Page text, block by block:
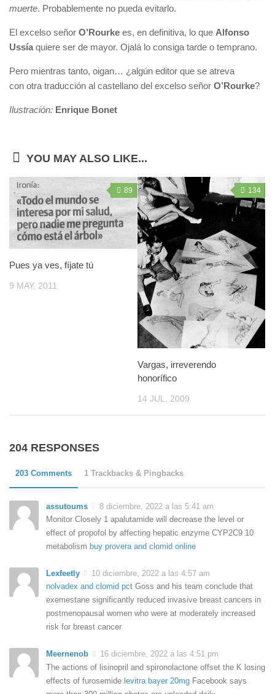
muerte. Probablemente no pueda evitarlo.
El excelso señor O’Rourke es, en definitiva, lo que Alfonso
Ussía quiere ser de mayor. Ojalá lo consiga tarde o temprano.
Pero mientras tanto, oigan… ¿algún editor que se atreva
con otra traducción al castellano del excelso señor O’Rourke?
Ilustración: Enrique Bonet
YOU MAY ALSO LIKE...
89
Pues ya ves, fíjate tú
9 MAY, 2011
134
Vargas, irreverendo
honorífico
14 JUL, 2009
204 RESPONSES
203 Comments 1 Trackbacks & Pingbacks
assutoums
8 diciembre, 2022 a las 5:41 am
Monitor Closely 1 apalutamide will decrease the level or
effect of propofol by affecting hepatic enzyme CYP2C9 10
metabolism buy provera and clomid online
Lexfeetly
10 diciembre, 2022 a las 4:57 am
nolvadex and clomid pct Goss and his team conclude that
exemestane significantly reduced invasive breast cancers in
postmenopausal women who were at moderately increased
risk for breast cancer
Meernenob
16 diciembre, 2022 a las 4:51 pm
The actions of lisinopril and spironolactone offset the K losing
effects of furosemide levitra bayer 20mg Facebook says